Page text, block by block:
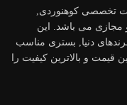
تخصصی کوهنوردی,
می باشد. این
دنیا, بستری مناسب
قیمت و بالاترین کیفیت را